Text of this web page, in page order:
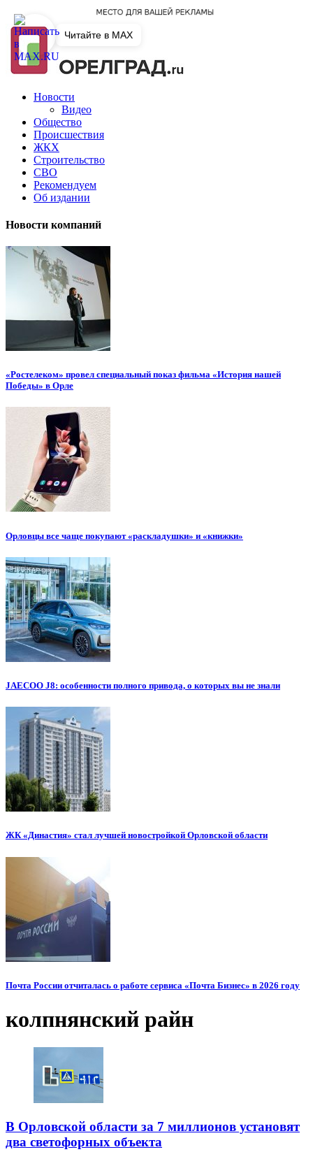
Новости
Видео
Общество
Происшествия
ЖКХ
Строительство
СВО
Рекомендуем
Об издании
Новости компаний
«Ростелеком» провел специальный показ фильма «История нашей
Победы» в Орле
Орловцы все чаще покупают «раскладушки» и «книжки»
JAECOO J8: особенности полного привода, о которых вы не знали
ЖК «Династия» стал лучшей новостройкой Орловской области
Почта России отчиталась о работе сервиса «Почта Бизнес» в 2026 году
колпнянский райн
В Орловской области за 7 миллионов установят
два светофорных объекта
Читайте в MAX